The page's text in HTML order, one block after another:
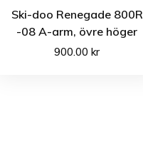
Ski-doo Renegade 800R
-08 A-arm, övre höger
900.00kr